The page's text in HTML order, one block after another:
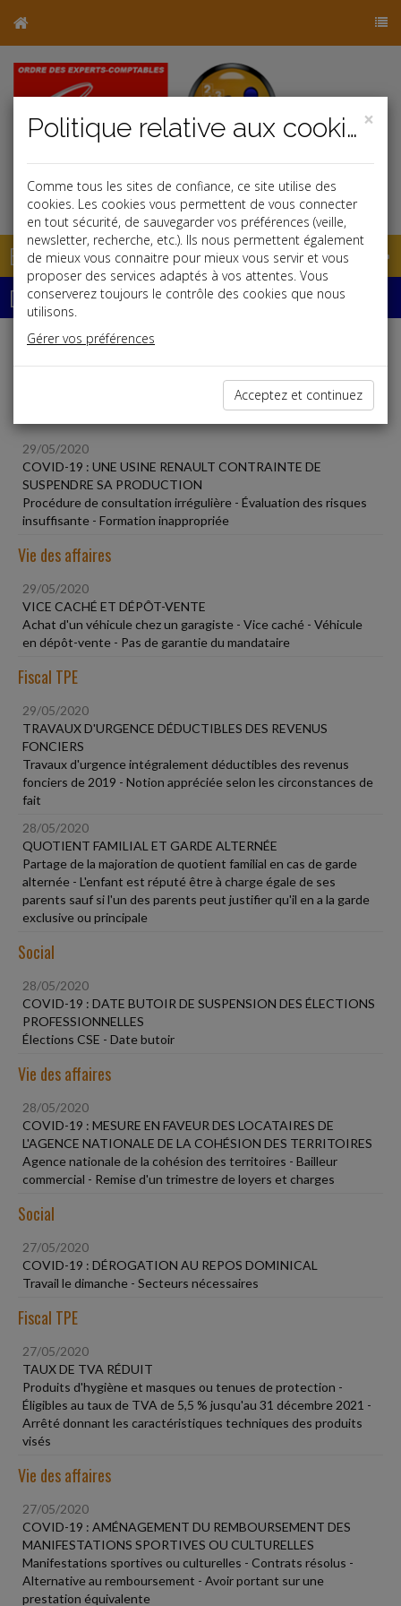
Base documentaire
Dépêches
Liste des dernières dépêches
29/05/2020
COVID-19 : UNE USINE RENAULT CONTRAINTE DE
SUSPENDRE SA PRODUCTION
Procédure de consultation irrégulière - Évaluation des risques
insuffisante - Formation inappropriée
Vie des affaires
29/05/2020
VICE CACHÉ ET DÉPÔT-VENTE
Achat d'un véhicule chez un garagiste - Vice caché - Véhicule
en dépôt-vente - Pas de garantie du mandataire
Fiscal TPE
29/05/2020
TRAVAUX D'URGENCE DÉDUCTIBLES DES REVENUS
FONCIERS
Travaux d'urgence intégralement déductibles des revenus
fonciers de 2019 - Notion appréciée selon les circonstances de
fait
28/05/2020
QUOTIENT FAMILIAL ET GARDE ALTERNÉE
Partage de la majoration de quotient familial en cas de garde
alternée - L'enfant est réputé être à charge égale de ses
parents sauf si l'un des parents peut justifier qu'il en a la garde
exclusive ou principale
Social
28/05/2020
COVID-19 : DATE BUTOIR DE SUSPENSION DES ÉLECTIONS
PROFESSIONNELLES
Élections CSE - Date butoir
Vie des affaires
28/05/2020
COVID-19 : MESURE EN FAVEUR DES LOCATAIRES DE
L'AGENCE NATIONALE DE LA COHÉSION DES TERRITOIRES
Agence nationale de la cohésion des territoires - Bailleur
commercial - Remise d'un trimestre de loyers et charges
Social
27/05/2020
COVID-19 : DÉROGATION AU REPOS DOMINICAL
Travail le dimanche - Secteurs nécessaires
Fiscal TPE
27/05/2020
TAUX DE TVA RÉDUIT
Produits d'hygiène et masques ou tenues de protection -
Éligibles au taux de TVA de 5,5 % jusqu'au 31 décembre 2021 -
Arrêté donnant les caractéristiques techniques des produits
visés
Vie des affaires
27/05/2020
COVID-19 : AMÉNAGEMENT DU REMBOURSEMENT DES
MANIFESTATIONS SPORTIVES OU CULTURELLES
Manifestations sportives ou culturelles - Contrats résolus -
Alternative au remboursement - Avoir portant sur une
prestation équivalente
×
Politique relative aux cookies
Comme tous les sites de confiance, ce site utilise des
cookies. Les cookies vous permettent de vous connecter
en tout sécurité, de sauvegarder vos préférences (veille,
newsletter, recherche, etc.). Ils nous permettent également
de mieux vous connaitre pour mieux vous servir et vous
proposer des services adaptés à vos attentes. Vous
conserverez toujours le contrôle des cookies que nous
utilisons.
Gérer vos préférences
Acceptez et continuez